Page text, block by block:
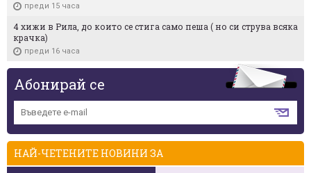
преди 15 часа
4 хижи в Рила, до които се стига само пеша ( но си струва всяка
крачка)
преди 16 часа
Абонирай се
НАЙ-ЧЕТЕНИТЕ НОВИНИ ЗА